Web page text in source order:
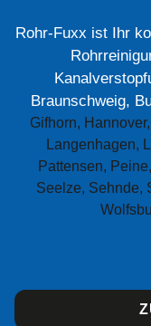
Rohr-Fuxx ist Ihr
Braunschweig,
Gifhorn,
Langenhagen,
Pattensen,
Seelze, Sehnde,